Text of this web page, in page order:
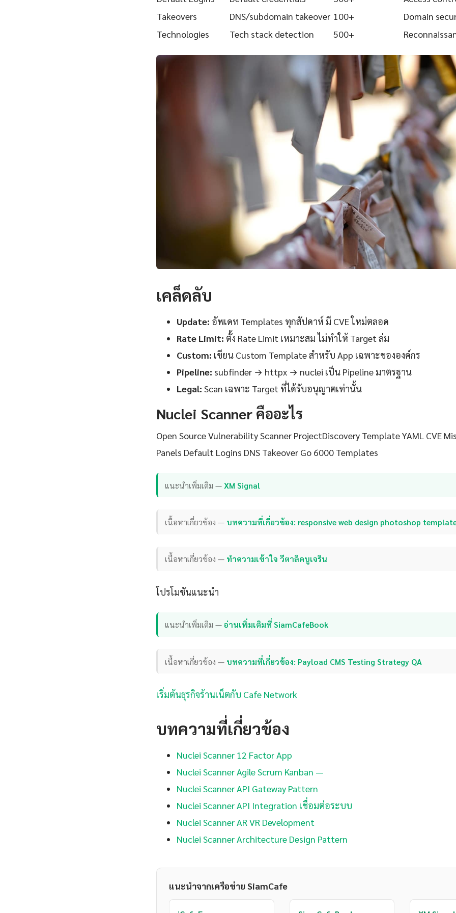
Takeovers
DNS/subdomain takeover 100+
Domain
Technologies
Tech stack detection 500+
เคล็ดลับ
Update: อัพเดท Templates ทุกสัปดาห์ มี CVE ใหม่ตลอด
Rate Limit: ตั้ง Rate Limit เหมาะสม ไม่ทำให้ Target ล่ม
Custom: เขียน Custom Template สำหรับ App เฉพาะขององค์กร
Pipeline: subfinder → httpx → nuclei เป็น Pipeline มาตรฐาน
Legal: Scan เฉพาะ Target ที่ได้รับอนุญาตเท่านั้น
Nuclei Scanner คืออะไร
Open Source Vulnerability Scanner ProjectDiscovery Template YAML CVE
Panels Default Logins DNS Takeover Go 6000 Templates
แนะนำเพิ่มเติม —XM Signal
เนื้อหาเกี่ยวข้อง — บทความที่เกี่ยวข้อง: responsive web design photoshop
เนื้อหาเกี่ยวข้อง — ทำความเข้าใจ วีตาลิคบูเจริน
โปรโมชันแนะนำ
แนะนำเพิ่มเติม —อ่านเพิ่มเติมที่ SiamCafeBook
เนื้อหาเกี่ยวข้อง — บทความที่เกี่ยวข้อง: Payload CMS Testing Strategy QA
เริ่มต้นธุรกิจร้านเน็ตกับ Cafe Network
บทความที่เกี่ยวข้อง
Nuclei Scanner 12 Factor App
Nuclei Scanner Agile Scrum Kanban —
Nuclei Scanner API Gateway Pattern
Nuclei Scanner API Integration เชื่อมต่อระบบ
Nuclei Scanner AR VR Development
Nuclei Scanner Architecture Design Pattern
แนะนำจากเครือข่าย SiamCafe